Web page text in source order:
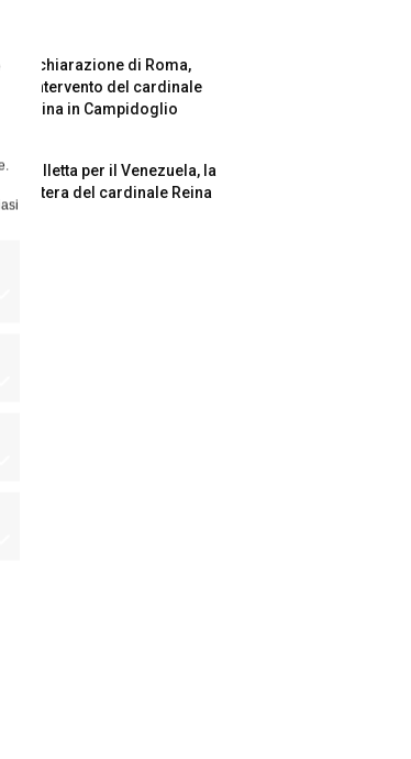
Dichiarazione di Roma,
l’intervento del cardinale
Reina in Campidoglio
Colletta per il Venezuela, la
lettera del cardinale Reina